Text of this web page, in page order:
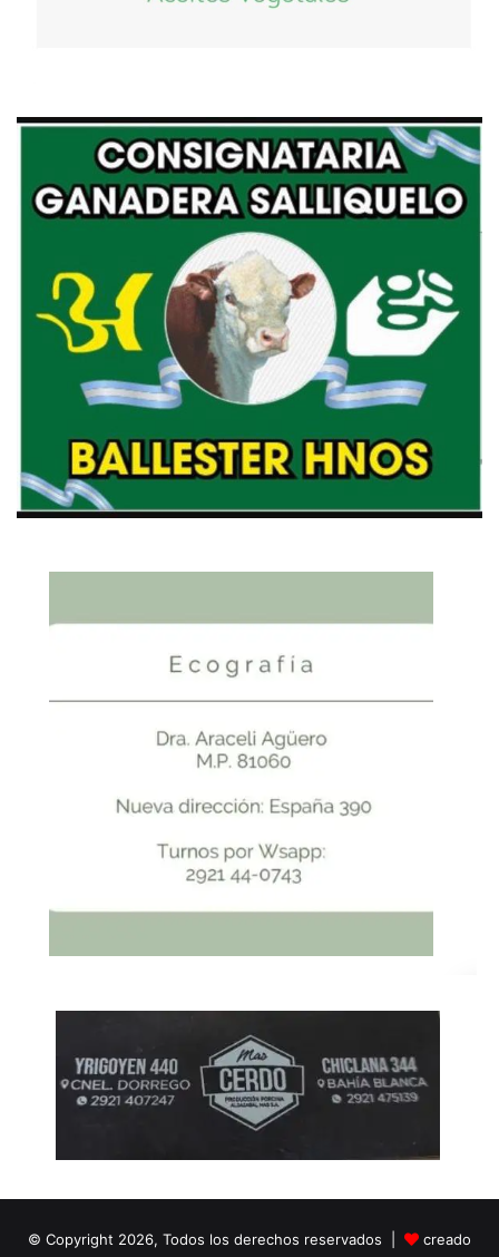
© Copyright 2026, Todos los derechos reservados | creado